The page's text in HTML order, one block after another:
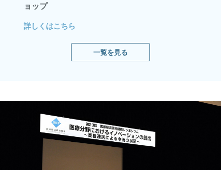
ョップ
詳しくはこちら
一覧を見る